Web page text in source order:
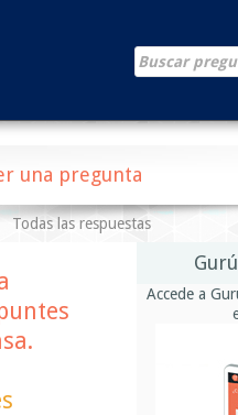
una pregunta
Todas las respuestas
Accede a